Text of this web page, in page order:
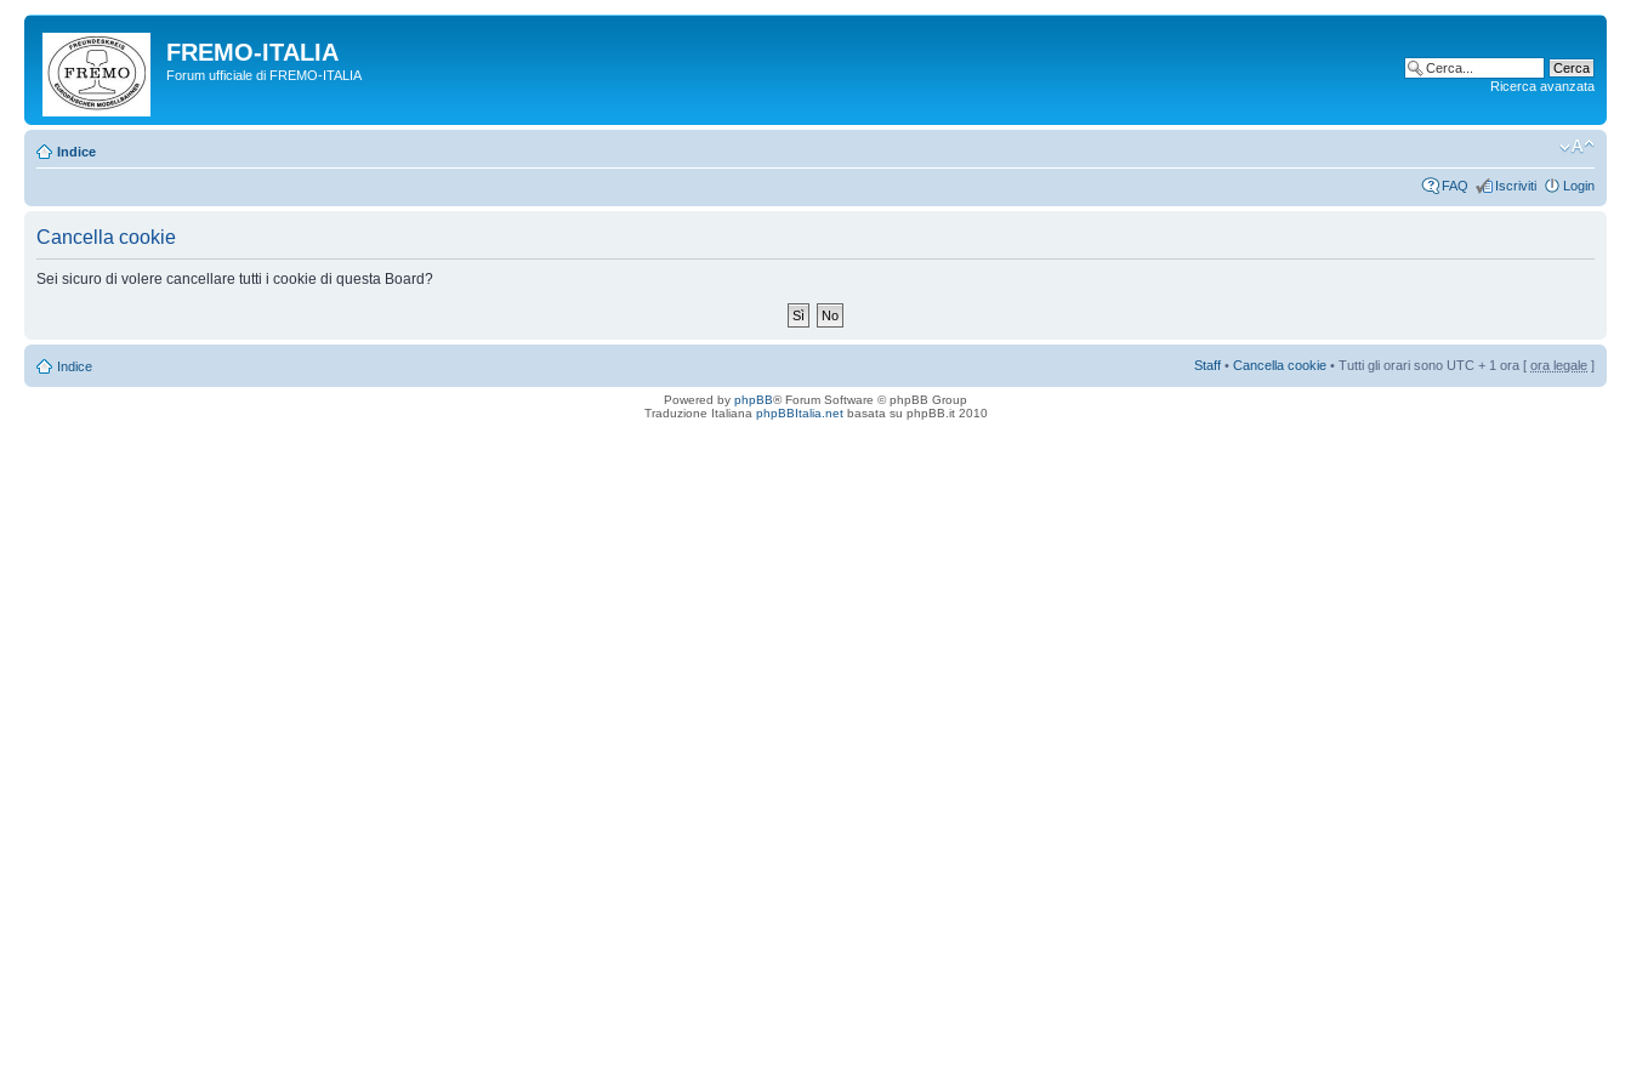
FREMO-ITALIA
Forum ufficiale di FREMO-ITALIA
Ricerca avanzata
Indice
FAQ Iscriviti Login
Cancella cookie
Sei sicuro di volere cancellare tutti i cookie di questa Board?
Indice Staff • Cancella cookie • Tutti gli orari sono UTC + 1 ora [ ora legale ]
Powered by phpBB® Forum Software © phpBB Group
Traduzione Italiana phpBBItalia.netbasata su phpBB.it 2010